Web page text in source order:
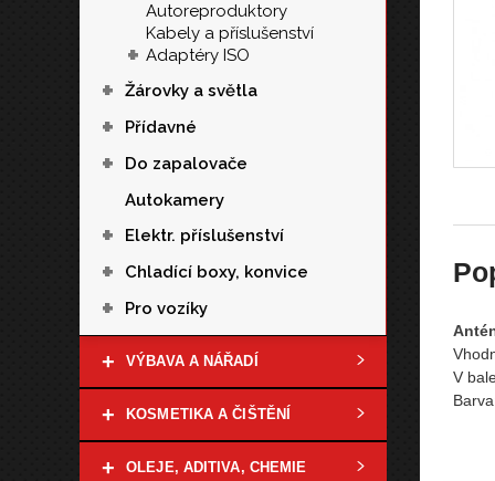
Autoreproduktory
Kabely a příslušenství
+ Adaptéry ISO
+ Žárovky a světla
+ Přídavné
+
Do zapalovače
Autokamery
+ Elektr. příslušenství
+ Chladící boxy, konvice
+ Pro vozíky
+ VÝBAVA A NÁŘADÍ
+ KOSMETIKA A ČIŠTĚNÍ
+ OLEJE, ADITIVA, CHEMIE
V